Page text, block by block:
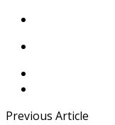
Previous Article